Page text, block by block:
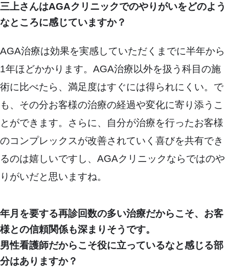
三上さんはAGAクリニックでのやりがいをどのよう
なところに感じていますか？
AGA治療は効果を実感していただくまでに半年から
1年ほどかかります。AGA治療以外を扱う科目の施
術に比べたら、満足度はすぐには得られにくい。で
も、その分お客様の治療の経過や変化に寄り添うこ
とができます。さらに、自分が治療を行ったお客様
のコンプレックスが改善されていく喜びを共有でき
るのは嬉しいですし、AGAクリニックならではのや
りがいだと思いますね。
年月を要する再診回数の多い治療だからこそ、お客
様との信頼関係も深まりそうです。
男性看護師だからこそ役に立っているなと感じる部
分はありますか？